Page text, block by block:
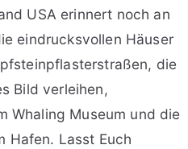
USA erinnert noch an
eindrucksvollen Häuser
die
Bild verleihen,
Whaling Museum und die
Hafen. Lasst Euch